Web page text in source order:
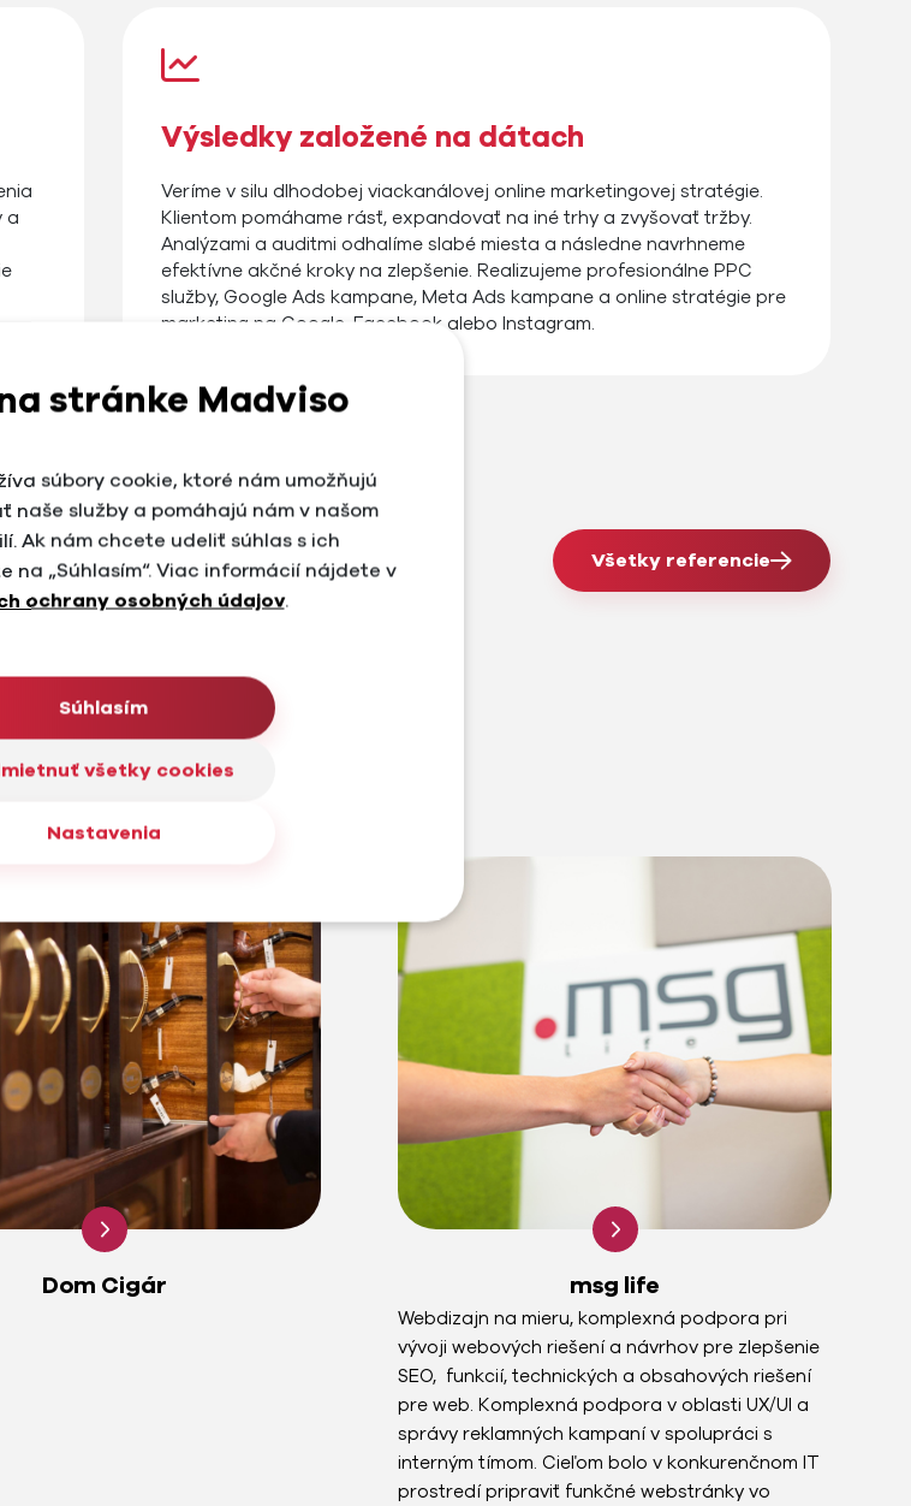
a
Výsledky založené na dátach
Veríme v silu dlhodobej viackanálovej online marketingovej stratégie.
Klientom pomáhame rásť, expandovať na iné trhy a zvyšovať tržby.
Analýzami a auditmi odhalíme slabé miesta a následne navrhneme
efektívne akčné kroky na zlepšenie. Realizujeme profesionálne PPC
služby, Google Ads kampane, Meta Ads kampane a online stratégie pre
marketing na Google, Facebook alebo Instagram.
Všetky referencie
Dom Cigár msg life
Webdizajn na mieru, komplexná podpora pri
vývoji webových riešení a návrhov pre zlepšenie
SEO, funkcií, technických a obsahových riešení
pre web. Komplexná podpora v oblasti UX/UI a
správy reklamných kampaní v spolupráci s
interným tímom. Cieľom bolo v konkurenčnom IT
prostredí pripraviť funkčné webstránky vo
stránke Madviso
súbory cookie, ktoré nám umožňujú
naše služby a pomáhajú nám v našom
Ak nám chcete udeliť súhlas s ich
na „Súhlasím“. Viac informácií nájdete v
ochrany osobných údajov.
Súhlasím
všetky cookies
Nastavenia